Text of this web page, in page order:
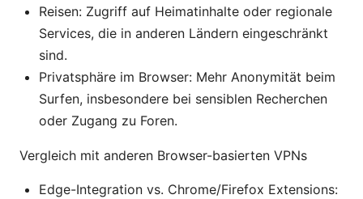
Reisen: Zugriff auf Heimatinhalte oder regionale
Services, die in anderen Ländern eingeschränkt
sind.
Privatsphäre im Browser: Mehr Anonymität beim
Surfen, insbesondere bei sensiblen Recherchen
oder Zugang zu Foren.
Vergleich mit anderen Browser-basierten VPNs
Edge-Integration vs. Chrome/Firefox Extensions: